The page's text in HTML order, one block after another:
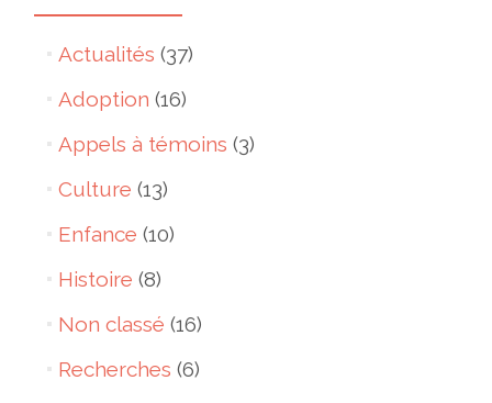
Actualités (37)
Adoption (16)
Appels à témoins (3)
Culture (13)
Enfance (10)
Histoire (8)
Non classé (16)
Recherches (6)